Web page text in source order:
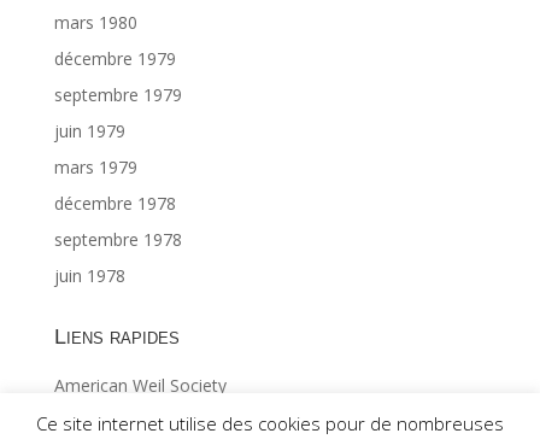
mars 1980
décembre 1979
septembre 1979
juin 1979
mars 1979
décembre 1978
septembre 1978
juin 1978
Liens rapides
American Weil Society
Index général ©Gabriël MAES 1/2
Ce site internet utilise des cookies pour de nombreuses